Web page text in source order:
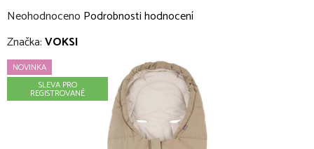
Průměrné
hodnocení
je
Neohodnoceno Podrobnosti hodnocení
Značka:VOKSI
NOVINKA
SLEVA PRO
REGISTROVANÉ